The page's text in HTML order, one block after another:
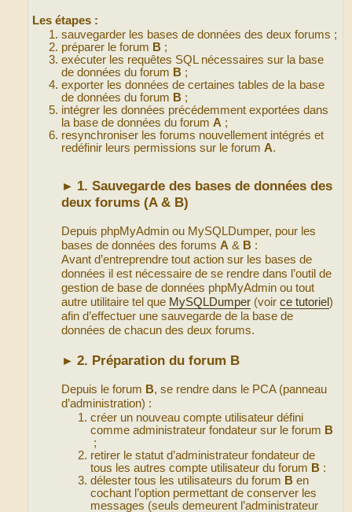
Les étapes :
sauvegarder les bases de données des deux forums ;
préparer le forum B ;
exécuter les requêtes SQL nécessaires sur la base
de données du forum B ;
exporter les données de certaines tables de la base
de données du forum B ;
intégrer les données précédemment exportées dans
la base de données du forumA ;
resynchroniser les forums nouvellement intégrés et
redéfinir leurs permissions sur le forumA.
► 1. Sauvegarde des bases de données des
deux forums (A & B)
Depuis phpMyAdmin ou MySQLDumper, pour les
bases de données des forumsA & B :
Avant d’entreprendre tout action sur les bases de
données il est nécessaire de se rendre dans l’outil de
gestion de base de données phpMyAdmin ou tout
autre utilitaire tel que MySQLDumper (voirce tutoriel)
afin d’effectuer une sauvegarde de la base de
données de chacun des deux forums.
►2. Préparation du forum B
Depuis le forum B, se rendre dans le PCA (panneau
d’administration) :
créer un nouveau compte utilisateur défini
comme administrateur fondateur sur le forum B
;
retirer le statut d’administrateur fondateur de
tous les autres compte utilisateur du forum B :
délester tous les utilisateurs du forum B en
cochant l’option permettant de conserver les
messages (seuls demeurent l’administrateur